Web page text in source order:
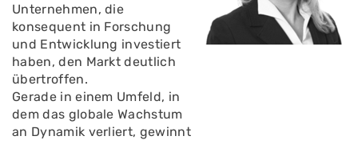
Unternehmen, die
konsequent in Forschung
und Entwicklung investiert
haben, den Markt deutlich
übertroffen.
Gerade in einem Umfeld, in
dem das globale Wachstum
an Dynamik verliert, gewinnt